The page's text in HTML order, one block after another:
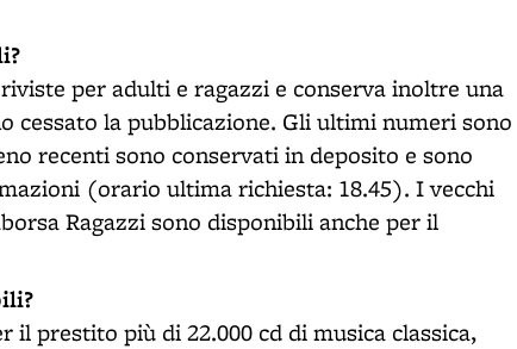
per adulti e ragazzi e conserva inoltre una
cessato la pubblicazione. Gli ultimi numeri sono
recenti sono conservati in deposito e sono
(orario ultima richiesta: 18.45). I vecchi
Ragazzi sono disponibili anche per il
prestito più di 22.000 cd di musica classica,